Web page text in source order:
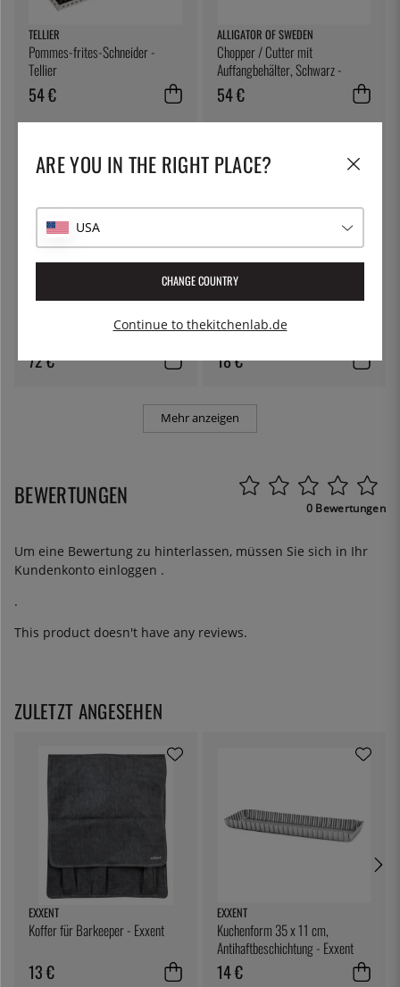
TELLIER
Pommes-frites-Schneider -
Tellier
54 €
ALLIGATOR OF SWEDEN
Chopper / Cutter mit
Auffangbehälter, Schwarz -
Alligator
54 €
SIEVERT
Handlicher Gasbrenner mit Piezo,
72 €
GOURMETSTÅL
Pizzaschneider - Gourmetstål
18 €
Mehr anzeigen
BEWERTUNGEN 0 Bewertungen
Um eine Bewertung zu hinterlassen, müssen Sie sich in Ihr
Kundenkonto einloggen .
.
This product doesn't have any reviews.
ZULETZT ANGESEHEN
EXXENT
Koffer für Barkeeper - Exxent
13 €
EXXENT
Kuchenform 35 x 11 cm,
Antihaftbeschichtung - Exxent
14 €
ARE YOU IN THE RIGHT PLACE?
USA
CHANGE COUNTRY
Continue to thekitchenlab.de